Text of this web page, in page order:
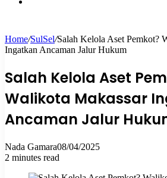
for
Home/SulSel/Salah Kelola Aset Pemkot?
Ingatkan Ancaman Jalur Hukum
Salah Kelola Aset
Walikota Makassar
Ancaman Jalur
Nada Gamara08/04/2025
2 minutes read